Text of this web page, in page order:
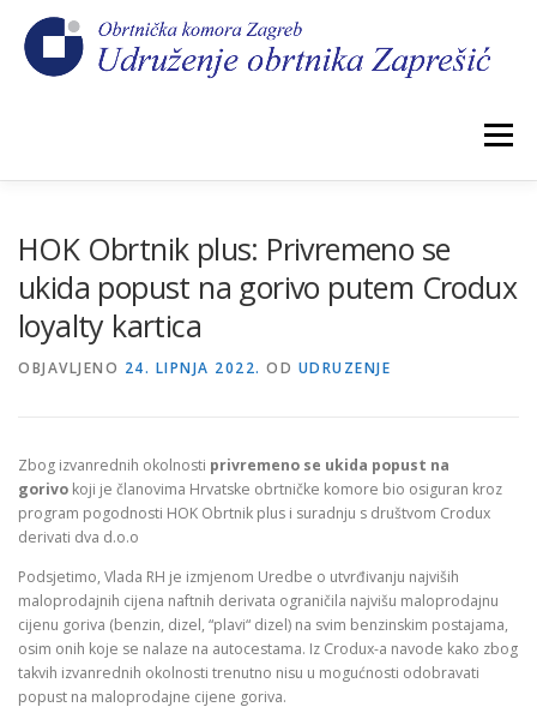
sadržaj
Izbornik
O NAMA CEHOVI
HOK Obrtnik plus: Privremeno se
ukida popust na gorivo putem Crodux
loyalty kartica
OBJAVLJENO 24. LIPNJA 2022. OD UDRUZENJE
Zbog izvanrednih okolnosti privremeno se ukida popust na
gorivo koji je članovima Hrvatske obrtničke komore bio osiguran kroz
program pogodnosti HOK Obrtnik plus i suradnju s društvom Crodux
derivati dva d.o.o
Podsjetimo, Vlada RH je izmjenom Uredbe o utvrđivanju najviših
maloprodajnih cijena naftnih derivata ograničila najvišu maloprodajnu
cijenu goriva (benzin, dizel, “plavi“ dizel) na svim benzinskim postajama,
osim onih koje se nalaze na autocestama. Iz Crodux-a navode kako zbog
takvih izvanrednih okolnosti trenutno nisu u mogućnosti odobravati
popust na maloprodajne cijene goriva.